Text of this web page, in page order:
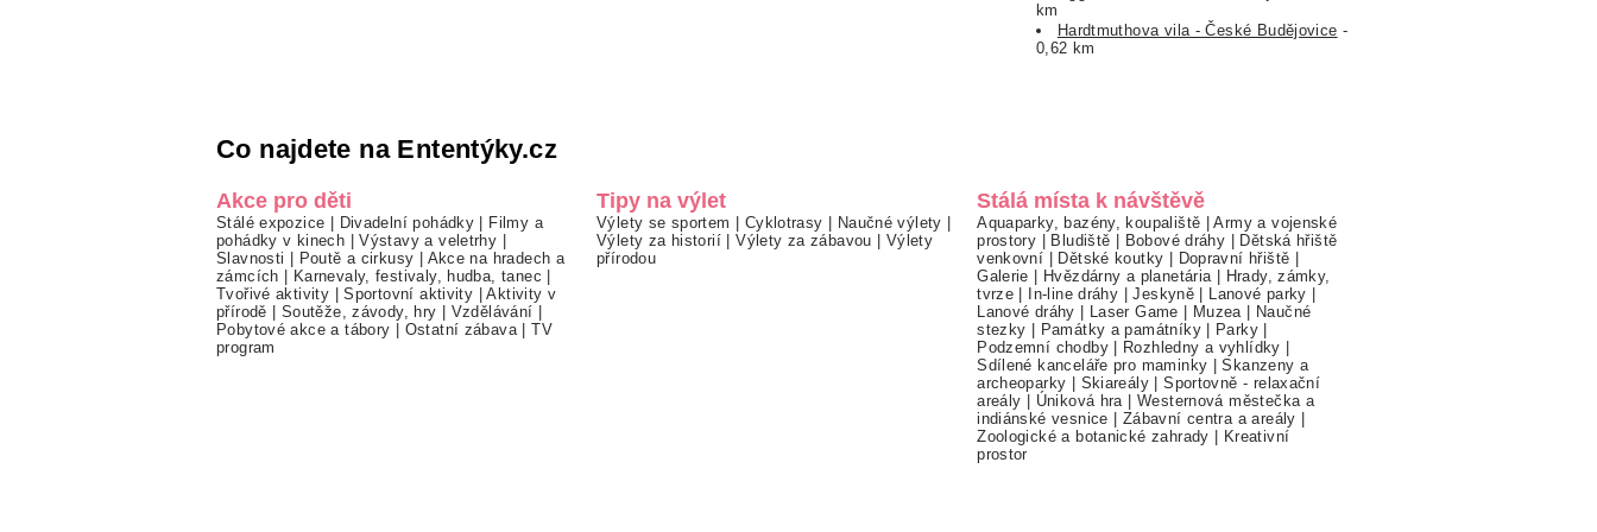
km
Hardtmuthova vila - České Budějovice -
0,62 km
Co najdete na Ententýky.cz
Akce pro děti
Stálé expozice | Divadelní pohádky | Filmy a
pohádky v kinech |Výstavy a veletrhy |
Slavnosti | Poutě a cirkusy | Akce na hradech a
zámcích | Karnevaly, festivaly, hudba, tanec |
Tvořivé aktivity |Sportovní aktivity |Aktivity v
přírodě | Soutěže, závody, hry | Vzdělávání |
Pobytové akce a tábory | Ostatní zábava |TV
program
Tipy na výlet
Výlety se sportem | Cyklotrasy | Naučné výlety |
Výlety za historií |Výlety za zábavou | Výlety
přírodou
Stálá místa k návštěvě
Aquaparky, bazény, koupaliště |Army a vojenské
prostory | Bludiště | Bobové dráhy | Dětská hřiště
venkovní | Dětské koutky | Dopravní hřiště |
Galerie | Hvězdárny a planetária | Hrady, zámky,
tvrze | In-line dráhy |Jeskyně | Lanové parky |
Lanové dráhy | Laser Game | Muzea | Naučné
stezky | Památky a památníky| Parky |
Podzemní chodby| Rozhledny a vyhlídky |
Sdílené kanceláře pro maminky |Skanzeny a
archeoparky | Skiareály |Sportovně - relaxační
areály | Úniková hra |Westernová městečka a
indiánské vesnice | Zábavní centra a areály |
Zoologické a botanické zahrady | Kreativní
prostor